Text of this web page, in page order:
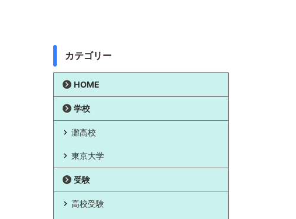
カテゴリー
HOME
学校
灘高校
東京大学
受験
高校受験